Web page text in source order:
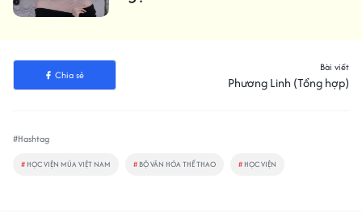
Chia sẻ
Bài viết
Phương Linh (Tổng hợp)
#Hashtag
# HỌC VIỆN MÚA VIỆT NAM # BỘ VĂN HÓA THỂ THAO # HỌC VIỆN